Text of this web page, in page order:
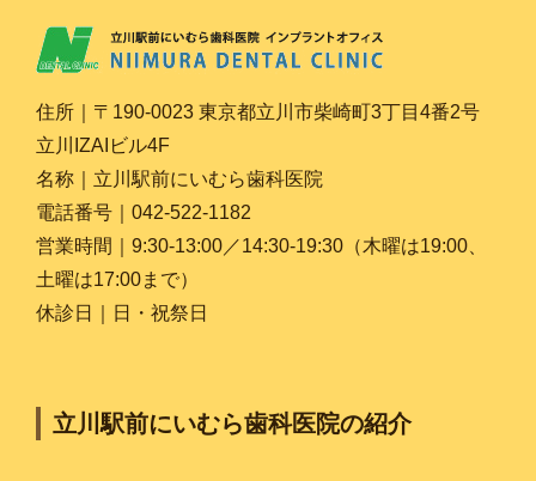
住所｜〒190-0023 東京都立川市柴崎町3丁目4番2号
立川IZAIビル4F
名称｜立川駅前にいむら歯科医院
電話番号｜042-522-1182
営業時間｜9:30-13:00／14:30-19:30（木曜は19:00、
土曜は17:00まで）
休診日｜日・祝祭日
立川駅前にいむら歯科医院の紹介